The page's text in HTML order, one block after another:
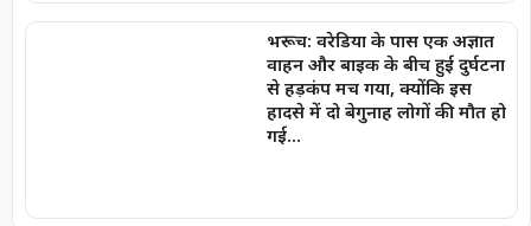
भरूच: वरेडिया के पास एक अज्ञात
वाहन और बाइक के बीच हुई दुर्घटना
से हड़कंप मच गया, क्योंकि इस
हादसे में दो बेगुनाह लोगों की मौत हो
गई…